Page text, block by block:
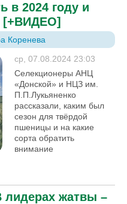
в 2024 году и
[+ВИДЕО]
Коренева
ср, 07.08.2024 23:03
Селекционеры АНЦ
«Донской» и НЦЗ им.
П.П.Лукьяненко
рассказали, каким был
сезон для твёрдой
пшеницы и на какие
сорта обратить
внимание
лидерах жатвы –